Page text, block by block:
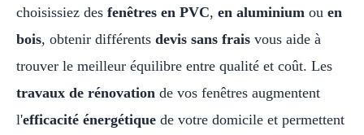
choisissiez des fenêtres en PVC, en aluminium ou en
bois, obtenir différents devis sans frais vous aide à
trouver le meilleur équilibre entre qualité et coût. Les
travaux de rénovation de vos fenêtres augmentent
l'efficacité énergétique de votre domicile et permettent